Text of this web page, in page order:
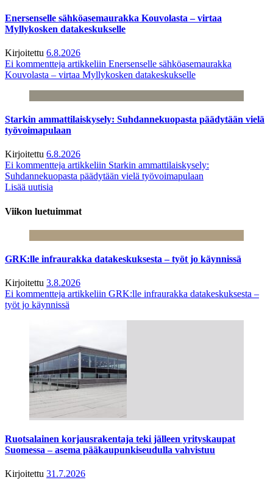
Enersenselle sähköasemaurakka Kouvolasta – virtaa
Myllykosken datakeskukselle
Kirjoitettu 6.8.2026
Ei kommentteja artikkeliin Enersenselle sähköasemaurakka
Kouvolasta – virtaa Myllykosken datakeskukselle
Starkin ammattilaiskysely: Suhdannekuopasta päädytään vielä
työvoimapulaan
Kirjoitettu 6.8.2026
Ei kommentteja artikkeliin Starkin ammattilaiskysely:
Suhdannekuopasta päädytään vielä työvoimapulaan
Lisää uutisia
Viikon luetuimmat
GRK:lle infraurakka datakeskuksesta – työt jo käynnissä
Kirjoitettu 3.8.2026
Ei kommentteja artikkeliin GRK:lle infraurakka datakeskuksesta –
työt jo käynnissä
Ruotsalainen korjausrakentaja teki jälleen yrityskaupat
Suomessa – asema pääkaupunkiseudulla vahvistuu
Kirjoitettu 31.7.2026